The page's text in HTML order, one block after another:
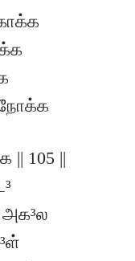
105 ||
அக³ல